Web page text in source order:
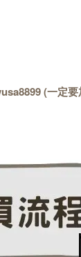
(一定要